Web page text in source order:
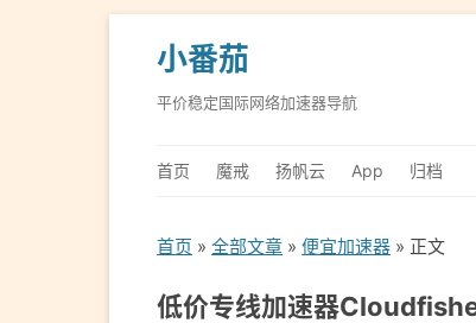
小番茄
平价稳定国际网络加速器导航
首页 魔戒 扬帆云 App 归档
首页 » 全部文章 » 便宜加速器 » 正文
低价专线加速器